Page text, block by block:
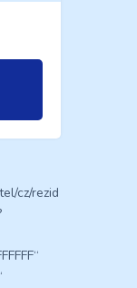
cz/rezid